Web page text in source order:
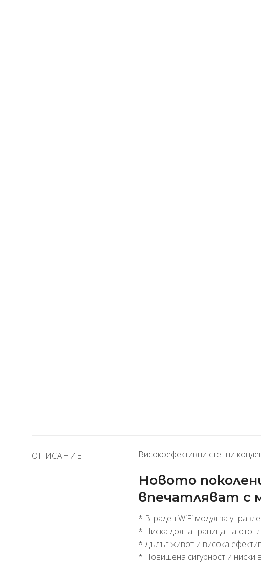
ОПИСАНИЕ Високоефективни стенни
Новото
впечатляват с
* Вграден WiFi модул за
* Ниска долна граница на
* Дълъг живот и висока
* Повишена сигурност и ниски